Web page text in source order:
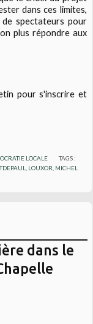
dans ces limites,
spectateurs pour
plus répondre aux
pour s'inscrire et
LOCALE
TAGS :
LOUXOR MICHEL
dans le